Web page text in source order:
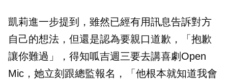
凱莉進一步提到，雖然已經有用訊息告訴對方
自己的想法，但還是認為要親口道歉，「抱歉
讓你難過」，得知呱吉週三要去講喜劇Open
Mic，她立刻跟總監報名，「他根本就知道我會